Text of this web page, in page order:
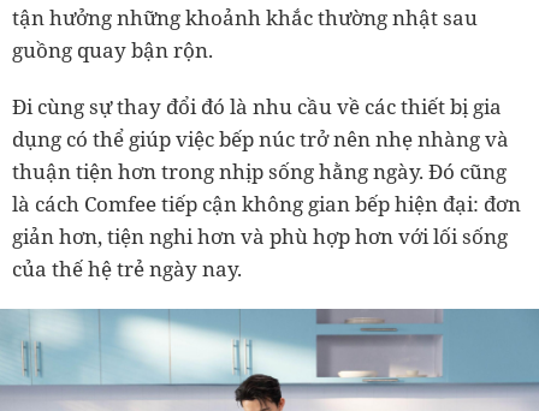
tận hưởng những khoảnh khắc thường nhật sau
guồng quay bận rộn.
Đi cùng sự thay đổi đó là nhu cầu về các thiết bị gia
dụng có thể giúp việc bếp núc trở nên nhẹ nhàng và
thuận tiện hơn trong nhịp sống hằng ngày. Đó cũng
là cách Comfee tiếp cận không gian bếp hiện đại: đơn
giản hơn, tiện nghi hơn và phù hợp hơn với lối sống
của thế hệ trẻ ngày nay.